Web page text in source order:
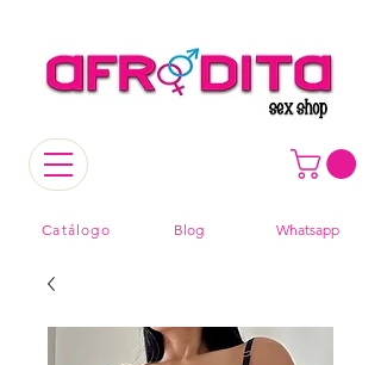
Catálogo Blog Whatsapp